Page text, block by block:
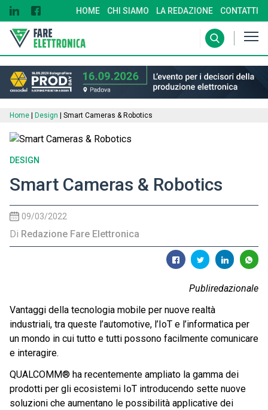
HOME CHI SIAMO LA REDAZIONE CONTATTI
Home Design Smart Cameras & Robotics
DESIGN
Smart Cameras & Robotics
09/03/2022
Di Redazione Fare Elettronica
Publiredazionale
Vantaggi della tecnologia mobile per nuove realtà
industriali, tra queste l’automotive, l’IoT e l’informatica per
un mondo in cui tutto e tutti possono facilmente comunicare
e interagire.
QUALCOMM® ha recentemente ampliato la gamma dei
prodotti per gli ecosistemi IoT introducendo sette nuove
soluzioni che aumentano le possibilità applicative dei